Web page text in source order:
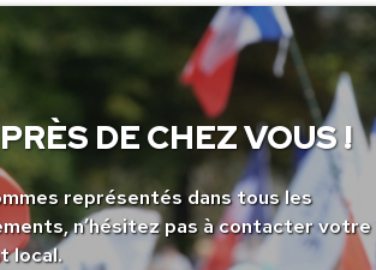
DE CHEZ VOUS !
représentés dans tous les
n’hésitez pas à contacter votre
local.